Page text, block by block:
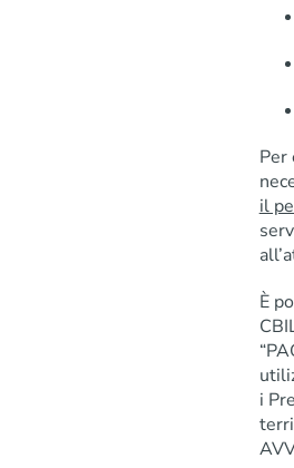
Per
il
È
i